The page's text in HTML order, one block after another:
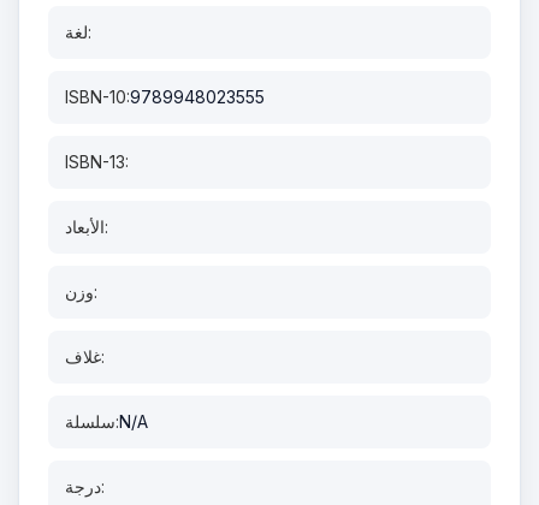
لغة:
ISBN-10:9789948023555
ISBN-13:
الأبعاد:
وزن:
غلاف:
سلسلة:N/A
درجة: